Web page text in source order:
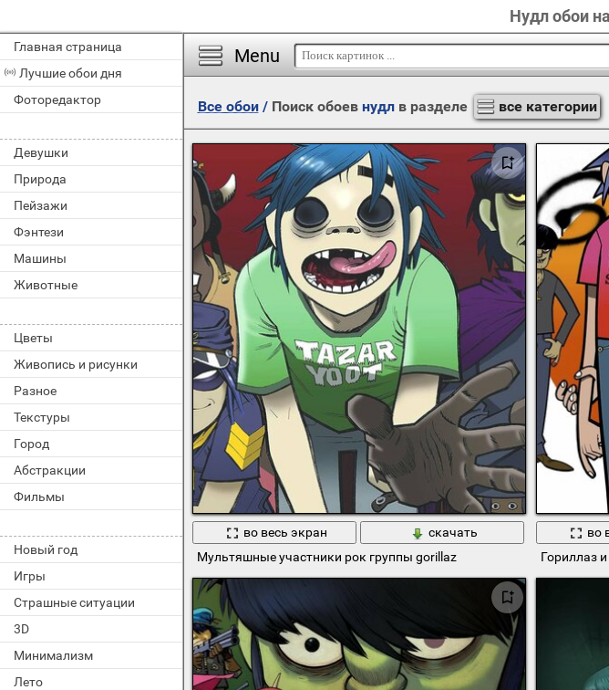
Нудл обои
Главная страница
Лучшие обои дня
Фоторедактор
Девушки
Природа
Пейзажи
Фэнтези
Машины
Животные
Цветы
Живопись и рисунки
Разное
Текстуры
Город
Абстракции
Фильмы
Новый год
Игры
Страшные ситуации
3D
Минимализм
Лето
Menu
Все обои/ Поиск обоев нудлв разделе все категории
во весь экран
скачать
Мультяшные участники рок группы gorillaz
во
Гориллаз